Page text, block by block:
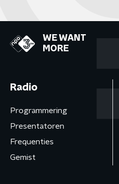
WE WANT
MORE
Radio
Programmering
Presentatoren
Frequenties
Gemist